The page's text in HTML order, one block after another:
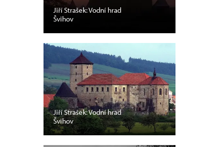
Jiří Strašek: Vodní hrad
Švihov
Jiří Strašek: Vodní hrad
Švihov